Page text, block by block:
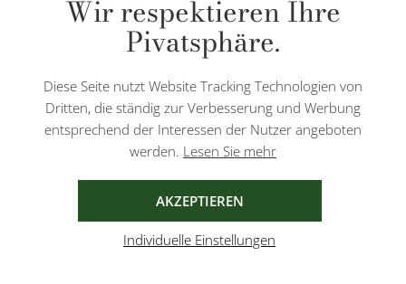
Nachnahmegebühren, wenn nicht anders angegeben.
Diese Website ist durch reCAPTCHA geschützt und es gelten die
Wir respektieren Ihre
Pivatsphäre.
Diese Seite nutzt Website Tracking Technologien von
Dritten, die ständig zur Verbesserung und Werbung
entsprechend der Interessen der Nutzer angeboten
werden. Lesen Sie mehr
AKZEPTIEREN
Individuelle Einstellungen